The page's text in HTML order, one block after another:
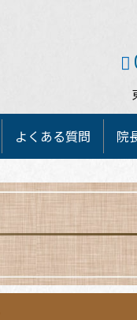
よくある質問 院